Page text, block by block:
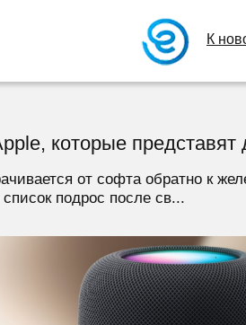
К
которые представят
от софта обратно к
подрос после св...